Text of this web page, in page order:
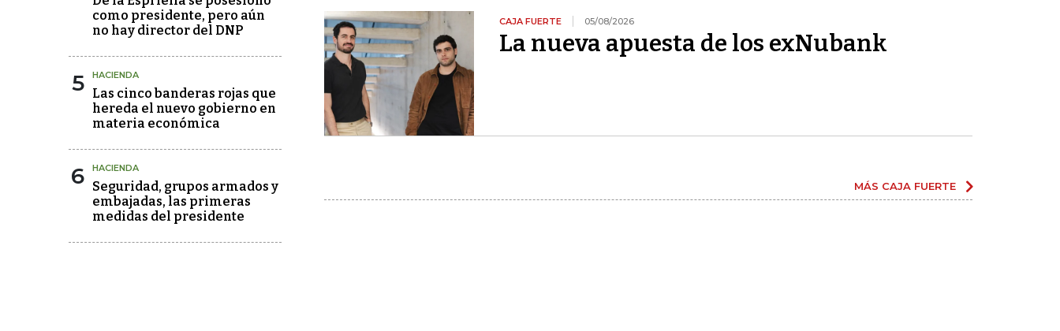
como presidente, pero aún
no hay director del DNP
5 HACIENDA
Las cinco banderas rojas que
hereda el nuevo gobierno en
materia económica
6 HACIENDA
Seguridad, grupos armados y
embajadas, las primeras
medidas del presidente
CAJA FUERTE 05/08/2026
La nueva apuesta de los exNubank
MÁS CAJA FUERTE